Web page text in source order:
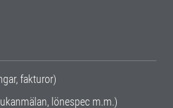
fakturor)
lönespec m.m.)